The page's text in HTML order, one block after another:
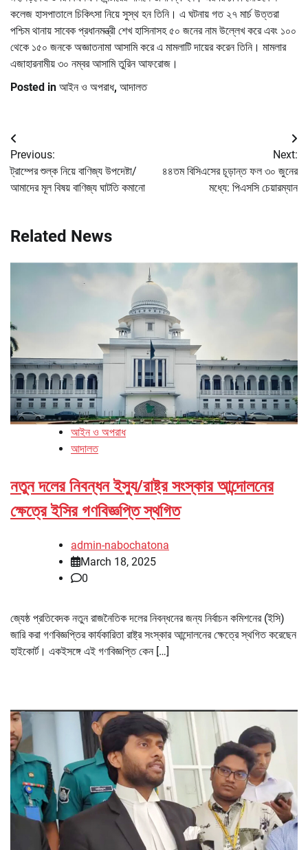
কলেজ হাসপাতালে চিকিৎসা নিয়ে সুস্থ হন তিনি। এ ঘটনায় গত ২৭ মার্চ উত্তরা
পশ্চিম থানায় সাবেক প্রধানমন্ত্রী শেখ হাসিনাসহ ৫০ জনের নাম উল্লেখ করে এবং ১০০
থেকে ১৫০ জনকে অজ্ঞাতনামা আসামি করে এ মামলাটি দায়ের করেন তিনি। মামলার
এজাহারনামীয় ৩০ নম্বর আসামি তুরিন আফরোজ।
Posted in আইন ও অপরাধ, আদালত
Post
navigation
Previous:
ট্রাম্পের শুল্ক নিয়ে বাণিজ্য উপদেষ্টা/
আমাদের মূল বিষয় বাণিজ্য ঘাটতি কমানো
Next:
৪৪তম বিসিএসের চূড়ান্ত ফল ৩০ জুনের
মধ্যে: পিএসসি চেয়ারম্যান
Related News
আইন ও অপরাধ
আদালত
নতুন দলের নিবন্ধন ইস্যু/রাষ্ট্র সংস্কার আন্দোলনের
ক্ষেত্রে ইসির গণবিজ্ঞপ্তি স্থগিত
admin-nabochatona
March 18, 2025
0
জ্যেষ্ঠ প্রতিবেদক নতুন রাজনৈতিক দলের নিবন্ধনের জন্য নির্বাচন কমিশনের (ইসি)
জারি করা গণবিজ্ঞপ্তির কার্যকারিতা রাষ্ট্র সংস্কার আন্দোলনের ক্ষেত্রে স্থগিত করেছেন
হাইকোর্ট। একইসঙ্গে এই গণবিজ্ঞপ্তি কেন […]